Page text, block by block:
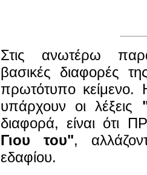
Στις ανωτέρω
βασικές διαφορές
πρωτότυπο κείμενο.
υπάρχουν οι λέξεις
διαφορά, είναι
Γιου του",
εδαφίου.